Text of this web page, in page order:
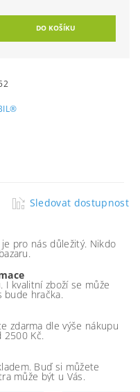
Sledovat dostupnost
pro nás důležitý. Nikdo
kvalitní zboží se může
bude hračka.
zdarma dle výše nákupu
2500 Kč.
Buď si můžete
může být u Vás.